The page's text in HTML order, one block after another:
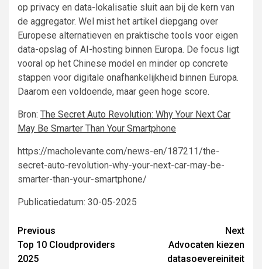
op privacy en data-lokalisatie sluit aan bij de kern van
de aggregator. Wel mist het artikel diepgang over
Europese alternatieven en praktische tools voor eigen
data-opslag of AI-hosting binnen Europa. De focus ligt
vooral op het Chinese model en minder op concrete
stappen voor digitale onafhankelijkheid binnen Europa.
Daarom een voldoende, maar geen hoge score.
Bron: The Secret Auto Revolution: Why Your Next Car
May Be Smarter Than Your Smartphone
https://macholevante.com/news-en/187211/the-
secret-auto-revolution-why-your-next-car-may-be-
smarter-than-your-smartphone/
Publicatiedatum: 30-05-2025
Continue
Reading
Previous
Top 10 Cloudproviders
2025
Next
Advocaten kiezen
datasoevereiniteit